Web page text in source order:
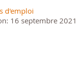
d'emploi
16 septembre 2021